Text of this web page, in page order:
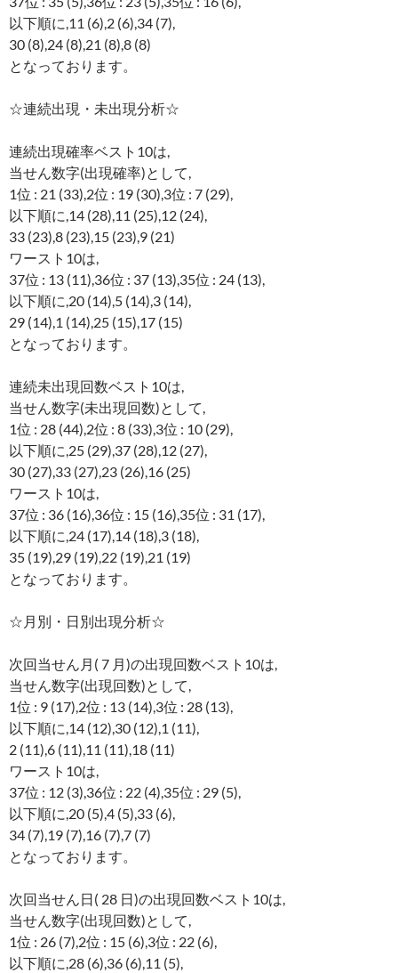
以下順に,11 (6),2 (6),34 (7),
30 (8),24 (8),21 (8),8 (8)
となっております。
☆連続出現・未出現分析☆
連続出現確率ベスト10は,
当せん数字(出現確率)として,
1位 : 21 (33),2位 : 19 (30),3位 : 7 (29),
以下順に,14 (28),11 (25),12 (24),
33 (23),8 (23),15 (23),9 (21)
ワースト10は,
37位 : 13 (11),36位 : 37 (13),35位 : 24 (13),
以下順に,20 (14),5 (14),3 (14),
29 (14),1 (14),25 (15),17 (15)
となっております。
連続未出現回数ベスト10は,
当せん数字(未出現回数)として,
1位 : 28 (44),2位 : 8 (33),3位 : 10 (29),
以下順に,25 (29),37 (28),12 (27),
30 (27),33 (27),23 (26),16 (25)
ワースト10は,
37位 : 36 (16),36位 : 15 (16),35位 : 31 (17),
以下順に,24 (17),14 (18),3 (18),
35 (19),29 (19),22 (19),21 (19)
となっております。
☆月別・日別出現分析☆
次回当せん月( 7 月)の出現回数ベスト10は,
当せん数字(出現回数)として,
1位 : 9 (17),2位 : 13 (14),3位 : 28 (13),
以下順に,14 (12),30 (12),1 (11),
2 (11),6 (11),11 (11),18 (11)
ワースト10は,
37位 : 12 (3),36位 : 22 (4),35位 : 29 (5),
以下順に,20 (5),4 (5),33 (6),
34 (7),19 (7),16 (7),7 (7)
となっております。
次回当せん日( 28 日)の出現回数ベスト10は,
当せん数字(出現回数)として,
1位 : 26 (7),2位 : 15 (6),3位 : 22 (6),
以下順に,28 (6),36 (6),11 (5),